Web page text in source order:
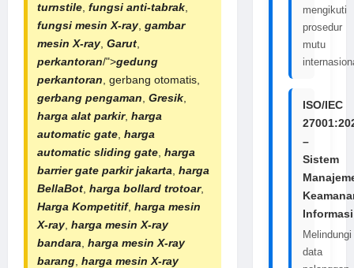
turnstile, fungsi anti-tabrak,
fungsi mesin X-ray, gambar
mesin X-ray, Garut,
perkantoran/">gedung
perkantoran, gerbang otomatis,
gerbang pengaman, Gresik,
harga alat parkir, harga
automatic gate, harga
automatic sliding gate, harga
barrier gate parkir jakarta, harga
BellaBot, harga bollard trotoar,
Harga Kompetitif, harga mesin
X-ray, harga mesin X-ray
bandara, harga mesin X-ray
barang, harga mesin X-ray
mengikuti
prosedur
mutu
ISO/IEC
–
Sistem
Informasi
Melindungi
data